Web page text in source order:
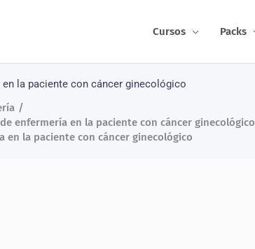
Cursos Packs
la paciente con cáncer ginecológico
enfermería en la paciente con cáncer ginecológico
en la paciente con cáncer ginecológico